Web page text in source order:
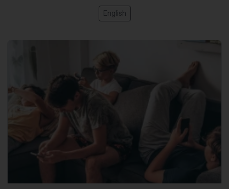
English